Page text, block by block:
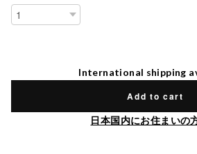
International shipping
Add to cart
日本国内にお住まいの